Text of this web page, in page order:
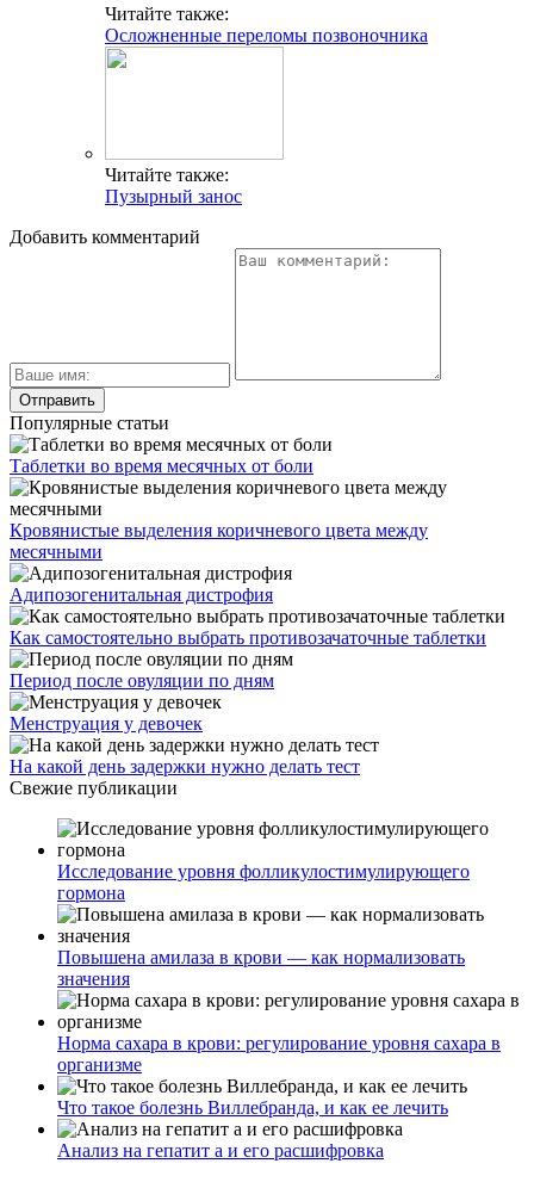
Читайте также:
Осложненные переломы позвоночника
Читайте также:
Пузырный занос
Добавить комментарий
Популярные статьи
Таблетки во время месячных от боли
Кровянистые выделения коричневого цвета между
месячными
Адипозогенитальная дистрофия
Как самостоятельно выбрать противозачаточные таблетки
Период после овуляции по дням
Менструация у девочек
На какой день задержки нужно делать тест
Свежие публикации
Исследование уровня фолликулостимулирующего
гормона
Повышена амилаза в крови — как нормализовать
значения
Норма сахара в крови: регулирование уровня сахара в
организме
Что такое болезнь Виллебранда, и как ее лечить
Анализ на гепатит а и его расшифровка